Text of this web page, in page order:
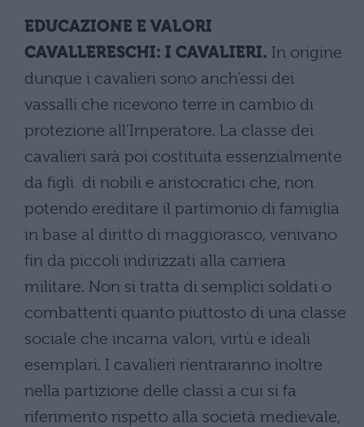
EDUCAZIONE E VALORI
CAVALLERESCHI: I CAVALIERI. In origine
dunque i cavalieri sono anch’essi dei
vassalli che ricevono terre in cambio di
protezione all’Imperatore. La classe dei
cavalieri sarà poi costituita essenzialmente
da figli di nobili e aristocratici che, non
potendo ereditare il partimonio di famiglia
in base al diritto di maggiorasco, venivano
fin da piccoli indirizzati alla carriera
militare. Non si tratta di semplici soldati o
combattenti quanto piuttosto di una classe
sociale che incarna valori, virtù e ideali
esemplari. I cavalieri rientraranno inoltre
nella partizione delle classi a cui si fa
riferimento rispetto alla società medievale,